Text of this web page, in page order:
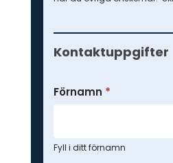
Kontaktuppgifter
Förnamn *
Fyll i ditt förnamn